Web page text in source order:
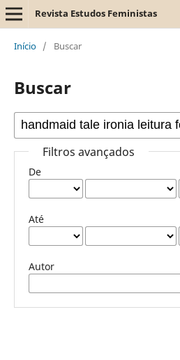
Revista Estudos Feministas
Início / Buscar
Buscar
Filtros avançados
De
Até
Autor